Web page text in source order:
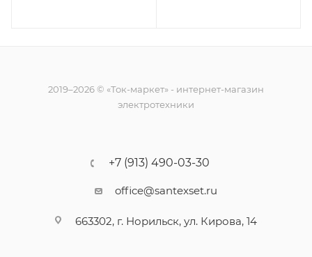
2019–2026 © «Ток-маркет» - интернет-магазин
электротехники
+7 (913) 490-03-30
office@santexset.ru
663302, г. Норильск, ул. Кирова, 14